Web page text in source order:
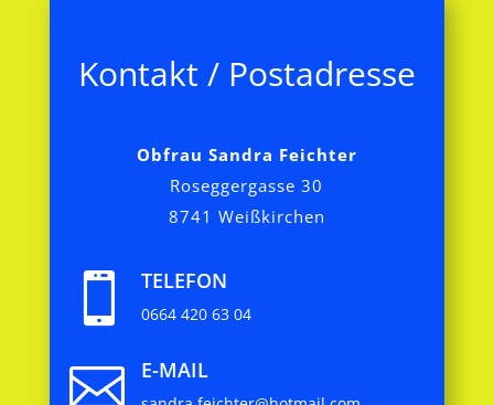
Kontakt / Postadresse
Obfrau Sandra Feichter
Roseggergasse 30
8741 Weißkirchen
 TELEFON
0664 420 63 04
 E-MAIL